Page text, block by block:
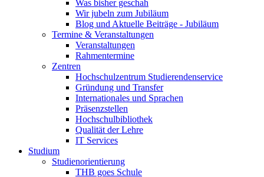
Was bisher geschah
Wir jubeln zum Jubiläum
Blog und Aktuelle Beiträge - Jubiläum
Termine & Veranstaltungen
Veranstaltungen
Rahmentermine
Zentren
Hochschulzentrum Studierendenservice
Gründung und Transfer
Internationales und Sprachen
Präsenzstellen
Hochschulbibliothek
Qualität der Lehre
IT Services
Studium
Studienorientierung
THB goes Schule